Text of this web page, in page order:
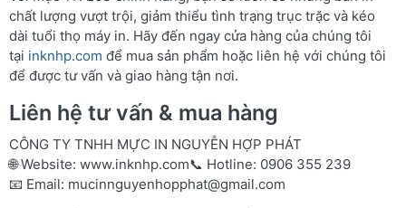
chất lượng vượt trội, giảm thiểu tình trạng trục trặc và kéo
dài tuổi thọ máy in. Hãy đến ngay cửa hàng của chúng tôi
tại inknhp.com để mua sản phẩm hoặc liên hệ với chúng tôi
để được tư vấn và giao hàng tận nơi.
Liên hệ tư vấn & mua hàng
CÔNG TY TNHH MỰC IN NGUYỄN HỢP PHÁT
🌐 Website: www.inknhp.com📞 Hotline: 0906 355 239
📧 Email: mucinnguyenhopphat@gmail.com